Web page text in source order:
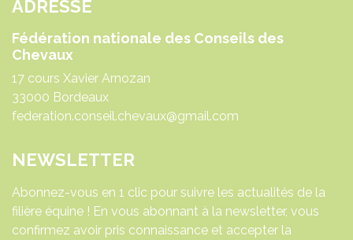
ADRESSE
Fédération nationale des Conseils des
Chevaux
17 cours Xavier Arnozan
33000 Bordeaux
federation.conseil.chevaux@gmail.com
NEWSLETTER
Abonnez-vous en 1 clic pour suivre les actualités de la
filière équine ! En vous abonnant à la newsletter, vous
confirmez avoir pris connaissance et accepter la